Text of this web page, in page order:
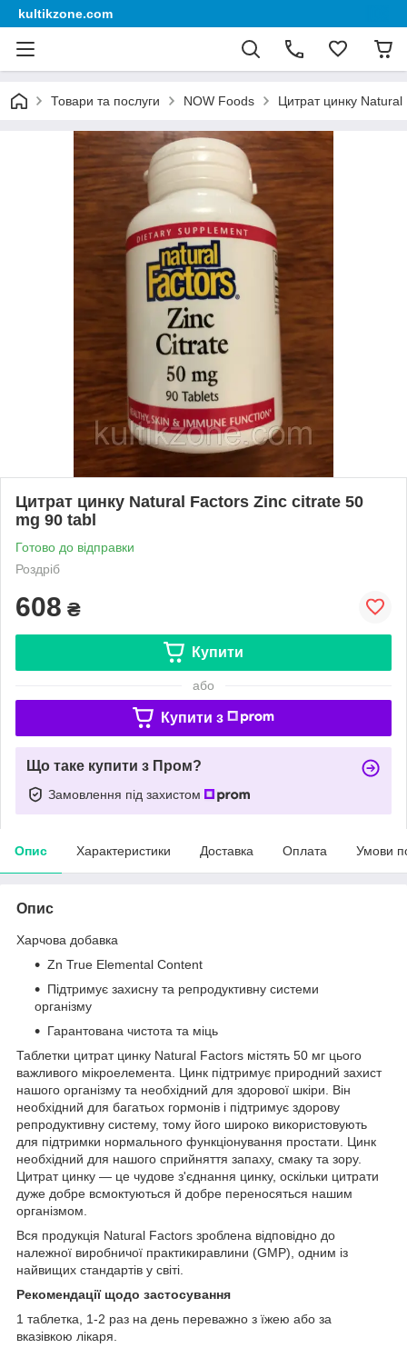
kultikzone.com
Товари та послуги NOW Foods Цитрат цинку
Цитрат цинку Natural Factors Zinc citrate 50
mg 90 tabl
Готово до відправки
Роздріб
608 ₴
Купити
або
Купити з
Що таке купити з Пром?
Замовлення під захистом
Опис Характеристики Доставка Оплата Умови
Опис
Харчова добавка
Zn True Elemental Content
Підтримує захисну та репродуктивну системи
організму
Гарантована чистота та міць
Таблетки цитрат цинку Natural Factors містять 50 мг цього
важливого мікроелемента. Цинк підтримує природний захист
нашого організму та необхідний для здорової шкіри. Він
необхідний для багатьох гормонів і підтримує здорову
репродуктивну систему, тому його широко використовують
для підтримки нормального функціонування простати. Цинк
необхідний для нашого сприйняття запаху, смаку та зору.
Цитрат цинку — це чудове з'єднання цинку, оскільки цитрати
дуже добре всмоктуються й добре переносяться нашим
організмом.
Вся продукція Natural Factors зроблена відповідно до
належної виробничої практикиравлини (GMP), одним із
найвищих стандартів у світі.
Рекомендації щодо застосування
1 таблетка, 1-2 раз на день переважно з їжею або за
вказівкою лікаря.